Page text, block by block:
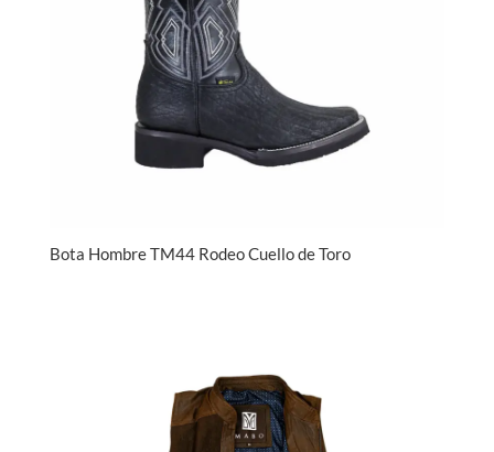
Bota Hombre TM44 Rodeo Cuello de Toro